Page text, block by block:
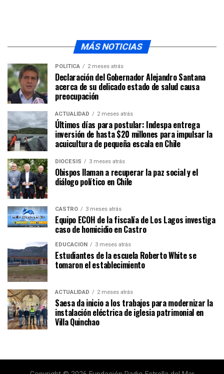
MÁS NOTICIAS
POLÍTICA 2 meses atrás
Declaración del Gobernador Alejandro Santana
acerca de su delicado estado de salud causa
preocupación
ACTUALIDAD 2 meses atrás
Últimos días para postular: Indespa entrega
inversión de hasta $20 millones para impulsar la
acuicultura de pequeña escala en Chile
DIÓCESIS 3 meses atrás
Obispos llaman a recuperar la paz social y el
diálogo político en Chile
CASTRO 3 meses atrás
Equipo ECOH de la fiscalía de Los Lagos investiga
caso de homicidio en Castro
EDUCACIÓN 3 meses atrás
Estudiantes de la escuela Roberto White se
tomaron el establecimiento
ACTUALIDAD 2 meses atrás
Saesa da inicio a los trabajos para modernizar la
instalación eléctrica de iglesia patrimonial en
Villa Quinchao